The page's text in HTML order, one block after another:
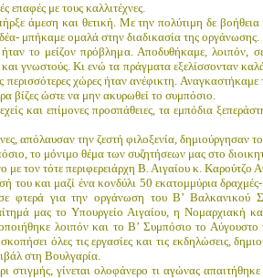
επαφές με τους καλλιτέχνες.
άμεση και θετική. Με την πολύτιμη δε
μπήκαμε ομαλά στην διαδικασία της οργάνωσης.
το μείζον πρόβλημα. Αποδυθήκαμε, λοιπόν,
και γνωστούς. Κι ενώ τα πράγματα εξελίσσονταν
περισσότερες χώρες ήταν ανέφικτη.
βίζες ώστε να μην ακυρωθεί το συμπόσιο.
και επίμονες προσπάθειες, τα εμπόδια
απόλαυσαν την ζεστή φιλοξενία,
το μόνιμο θέμα των συζητήσεων μας στο
με τον τότε περιφερειάρχη Β. Αιγαίου κ. Καρούτζο
του και μαζί ένα κονδύλι 50 εκατομμύρια
φτερά για την οργάνωση του Β’ Βαλκανικού
μας το Υπουργείο Αιγαίου, η Νομαρχιακή
λοιπόν και το Β’ Συμπόσιο το
όλες τις εργασίες και τις εκδηλώσεις,
στη Βουλγαρία.
στιγμής, γίνεται ολοφάνερο τι αγώνας